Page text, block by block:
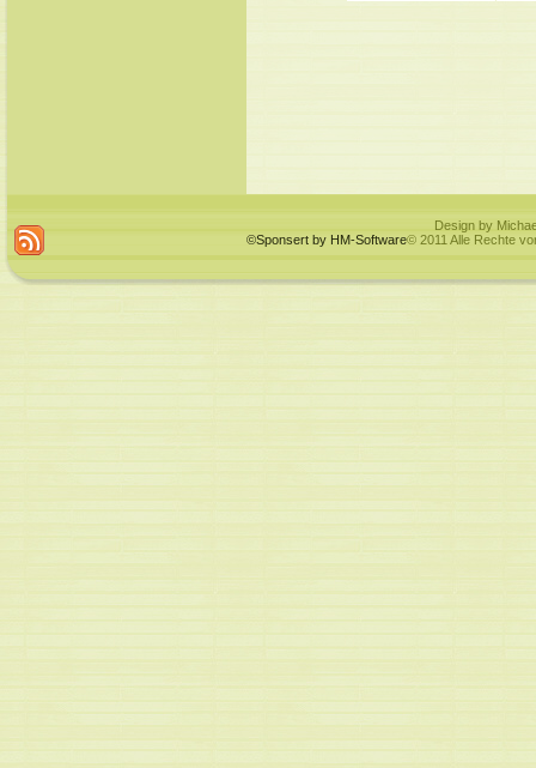
Design by
©Sponsert by HM-Software© 2011 Alle Rechte